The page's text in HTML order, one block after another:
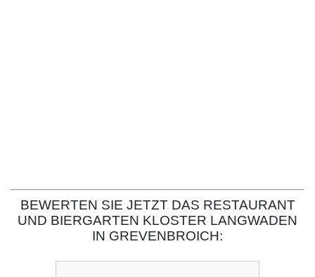
BEWERTEN SIE JETZT DAS RESTAURANT
UND BIERGARTEN KLOSTER LANGWADEN
IN GREVENBROICH: